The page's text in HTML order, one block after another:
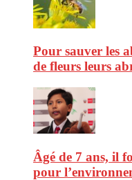
Pour sauver les
de fleurs leurs
Âgé de 7 ans, il
pour